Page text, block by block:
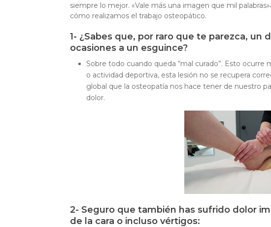
siempre lo mejor. «Vale más una imagen que mil
cómo realizamos el trabajo osteopático.
1- ¿Sabes que, por raro que te parezca,
ocasiones a un esguince?
Sobre todo cuando queda “mal curado”. Esto
o actividad deportiva, esta lesión no se recupera
global que la osteopatía nos hace tener de nuestro
dolor.
2- Seguro que también has sufrido dolor
de la cara o incluso vértigos: